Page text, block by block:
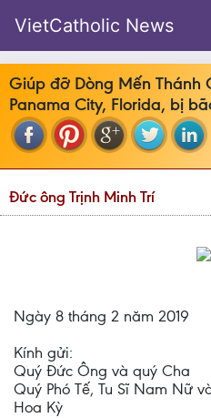
VietCatholic News
Giúp đỡ Dòng Mến Thánh
Panama City, Florida, bị
Đức ông Trịnh Minh Trí
Ngày 8 tháng 2 năm 2019
Kính gửi:
Quý Đức Ông và quý Cha
Quý Phó Tế, Tu Sĩ Nam Nữ
Hoa Kỳ